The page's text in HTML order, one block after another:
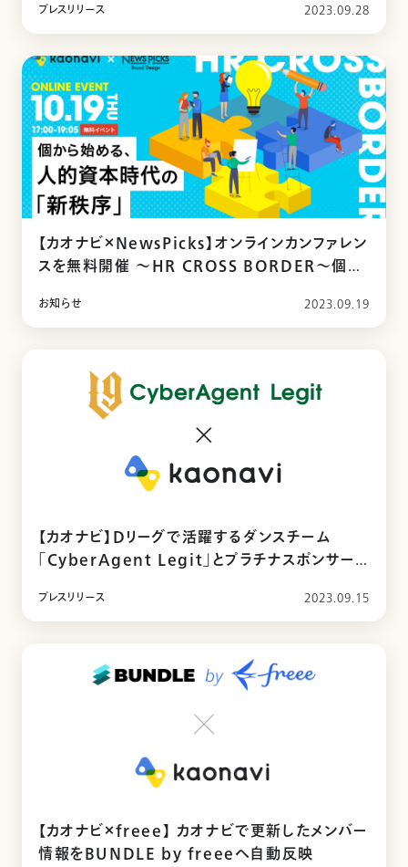
プレスリリース 2023.09.28
【カオナビ×NewsPicks】オンラインカンファレン
スを無料開催 ～HR CROSS BORDER～個か
お知らせ 2023.09.19
【カオナビ】Dリーグで活躍するダンスチーム
「CyberAgent Legit」とプラチナスポンサー
プレスリリース 2023.09.15
【カオナビ×freee】 カオナビで更新したメンバー
情報をBUNDLE by freeeへ自動反映